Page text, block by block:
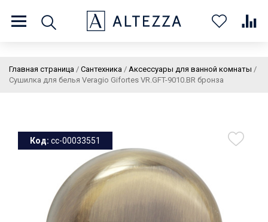
8 (800) 201 60 03 9:00 - 21:00 ПН-ВС
КонтактыКолеровка
Личный кабинет
Каталог
Главная страница / Сантехника / Аксессуары для ванной комнаты /
Сушилка для белья Veragio Gifortes VR.GFT-9010.BR бронза
Код: cc-00033551